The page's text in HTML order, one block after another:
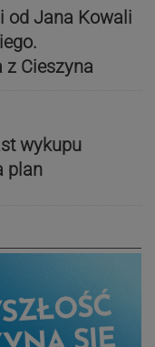
od Jana Kowali
z Cieszyna
wykupu
plan